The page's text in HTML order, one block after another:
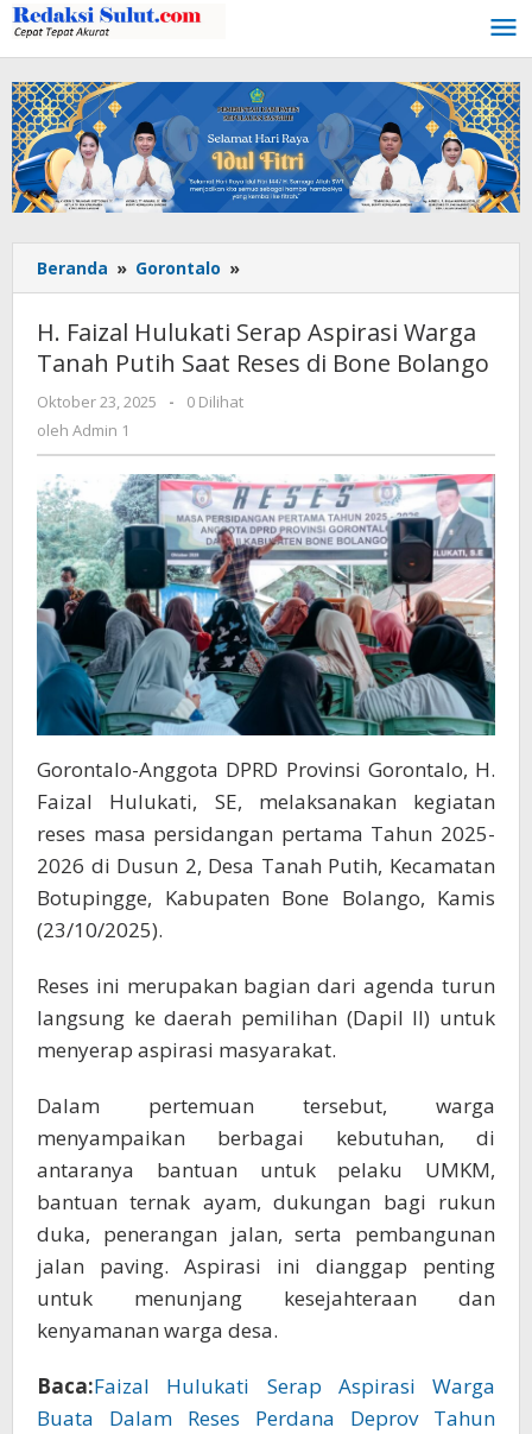
Lewati
ke
konten
Beranda » Gorontalo »
Faizal
Serap
Aspirasi
Reses
di
Bone
Bolango
H. Faizal Hulukati Serap Aspirasi Warga
Tanah Putih Saat Reses di Bone Bolango
Oktober 23, 2025
oleh
-
0 Dilihat
oleh Admin 1
Gorontalo-Anggota DPRD Provinsi Gorontalo, H.
Faizal Hulukati, SE, melaksanakan kegiatan
reses masa persidangan pertama Tahun 2025-
2026 di Dusun 2, Desa Tanah Putih, Kecamatan
Botupingge, Kabupaten Bone Bolango, Kamis
(23/10/2025).
Reses ini merupakan bagian dari agenda turun
langsung ke daerah pemilihan (Dapil II) untuk
menyerap aspirasi masyarakat.
Dalam pertemuan tersebut, warga
menyampaikan berbagai kebutuhan, di
antaranya bantuan untuk pelaku UMKM,
bantuan ternak ayam, dukungan bagi rukun
duka, penerangan jalan, serta pembangunan
jalan paving. Aspirasi ini dianggap penting
untuk menunjang kesejahteraan dan
kenyamanan warga desa.
Baca:Faizal Hulukati Serap Aspirasi Warga
Buata Dalam Reses Perdana Deprov Tahun